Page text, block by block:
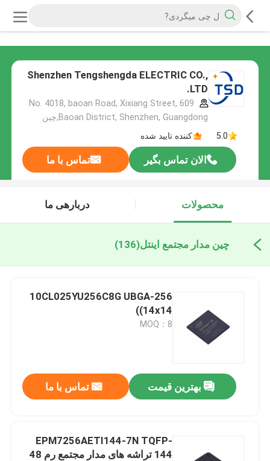
Shenzhen Tengshengda ELECTRIC CO.,
LTD.
609 No. 4018, baoan Road, Xixiang Street,
Baoan District, Shenzhen, Guangdong,چین
5.0
کننده تایید شده
الان تماس بگیر تماس با ما
محصولات دربارهی ما
چین مدار مجتمع اینتل(136)
10CL025YU256C8G UBGA-256
(14x14)
MOQ：8
بهترین قیمت تماس با ما
EPM7256AETI144-7N TQFP-
144 تراشه های مدار مجتمع رم 48